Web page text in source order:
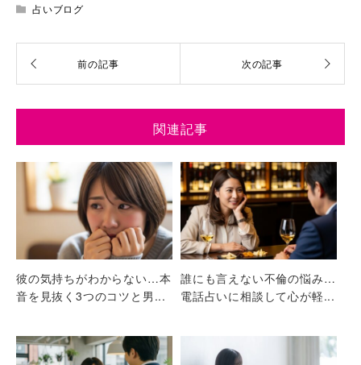
占いブログ
関連記事
彼の気持ちがわからない…本
音を見抜く3つのコツと男...
誰にも言えない不倫の悩み…
電話占いに相談して心が軽...